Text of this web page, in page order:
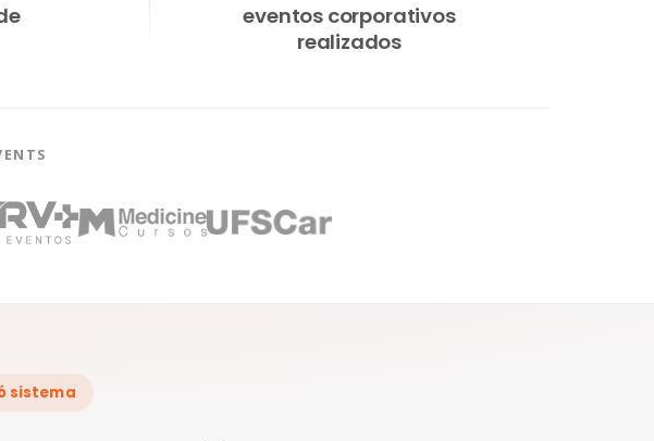
eventos corporativos
realizados
sistema